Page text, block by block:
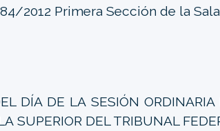
2012 Primera Sección de la
DÍA DE LA SESIÓN ORDINARIA
SUPERIOR DEL TRIBUNAL